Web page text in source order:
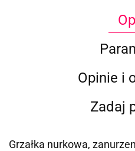
Opinie i
Zadaj
Grzałka nurkowa,